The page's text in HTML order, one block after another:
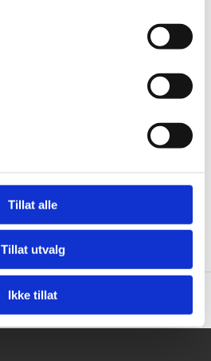
Tillat alle
Tillat utvalg
Ikke tillat